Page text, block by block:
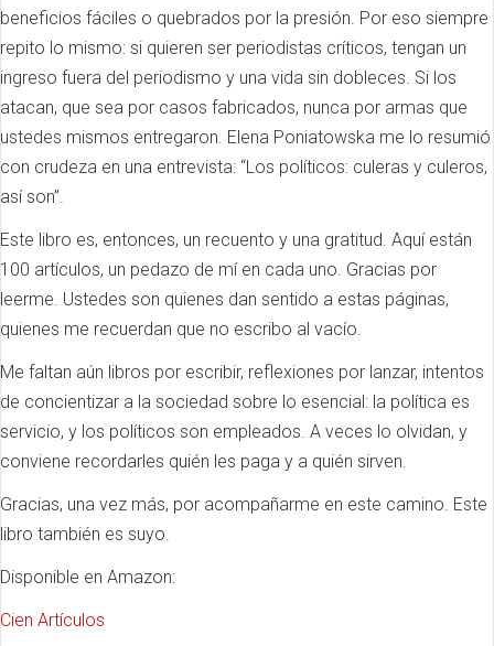
beneficios fáciles o quebrados por la presión. Por eso siempre
repito lo mismo: si quieren ser periodistas críticos, tengan un
ingreso fuera del periodismo y una vida sin dobleces. Si los
atacan, que sea por casos fabricados, nunca por armas que
ustedes mismos entregaron. Elena Poniatowska me lo resumió
con crudeza en una entrevista: “Los políticos: culeras y culeros,
así son”.
Este libro es, entonces, un recuento y una gratitud. Aquí están
100 artículos, un pedazo de mí en cada uno. Gracias por
leerme. Ustedes son quienes dan sentido a estas páginas,
quienes me recuerdan que no escribo al vacío.
Me faltan aún libros por escribir, reflexiones por lanzar, intentos
de concientizar a la sociedad sobre lo esencial: la política es
servicio, y los políticos son empleados. A veces lo olvidan, y
conviene recordarles quién les paga y a quién sirven.
Gracias, una vez más, por acompañarme en este camino. Este
libro también es suyo.
Disponible en Amazon:
Cien Artículos